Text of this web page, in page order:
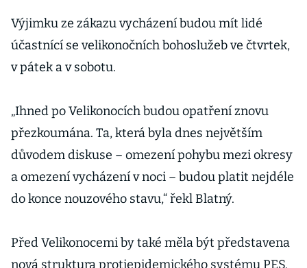
Výjimku ze zákazu vycházení budou mít lidé
účastnící se velikonočních bohoslužeb ve čtvrtek,
v pátek a v sobotu.
„Ihned po Velikonocích budou opatření znovu
přezkoumána. Ta, která byla dnes největším
důvodem diskuse – omezení pohybu mezi okresy
a omezení vycházení v noci – budou platit nejdéle
do konce nouzového stavu,“ řekl Blatný.
Před Velikonocemi by také měla být představena
nová struktura protiepidemického systému PES.